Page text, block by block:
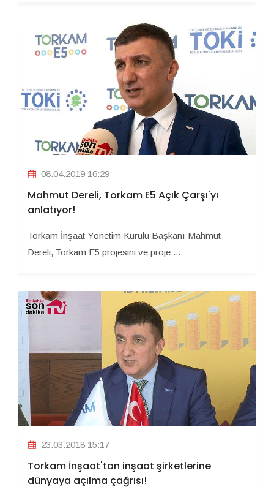
08.04.2019 16:29
Mahmut Dereli, Torkam E5 Açık Çarşı'yı
anlatıyor!
Torkam İnşaat Yönetim Kurulu Başkanı Mahmut
Dereli, Torkam E5 projesini ve proje ...
23.03.2018 15:17
Torkam İnşaat'tan inşaat şirketlerine
dünyaya açılma çağrısı!